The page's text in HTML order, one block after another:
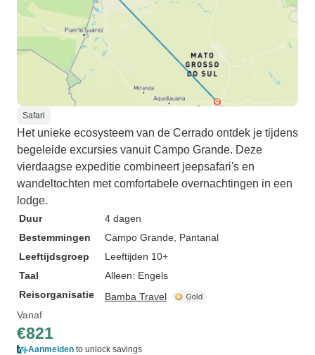
Safari
Het unieke ecosysteem van de Cerrado ontdek je tijdens
begeleide excursies vanuit Campo Grande. Deze
vierdaagse expeditie combineert jeepsafari's en
wandeltochten met comfortabele overnachtingen in een
lodge.
Duur
4 dagen
Bestemmingen
Campo Grande , Pantanal
Leeftijdsgroep
Leeftijden 10+
Taal
Alleen: Engels
Reisorganisatie
Bamba Travel
Vanaf
€821
Aanmelden to unlock savings